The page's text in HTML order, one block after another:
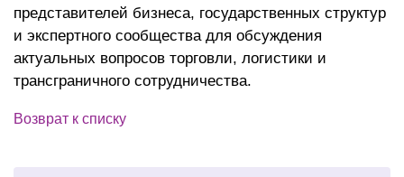
представителей бизнеса, государственных структур
и экспертного сообщества для обсуждения
актуальных вопросов торговли, логистики и
трансграничного сотрудничества.
Возврат к списку